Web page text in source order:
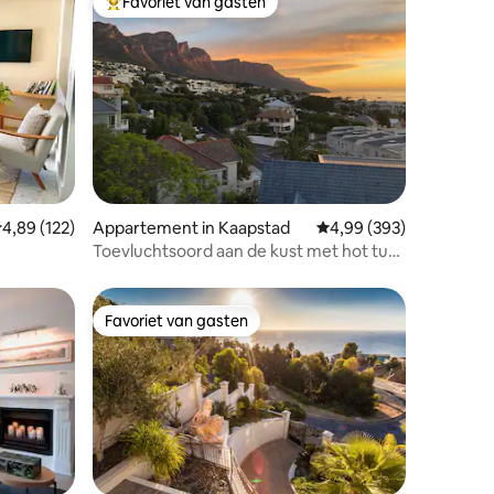
beoordeling van 4,89 op 5, 122 recensies
4,89 (122)
Topfavoriet van gasten
Appartement in Kaapstad Gemiddelde
4,99 (393)
Toevluchtsoord aan de kust met hot tub,
Favoriet van gasten
Favoriet van gasten